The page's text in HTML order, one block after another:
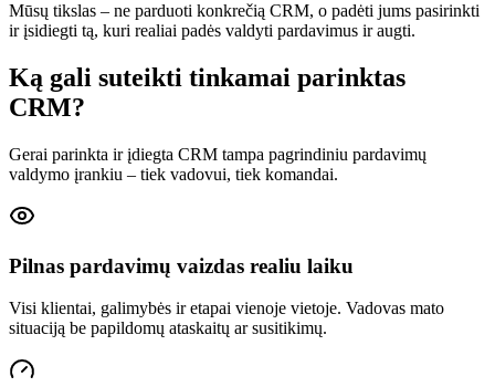
Mūsų tikslas – ne parduoti konkrečią CRM, o padėti jums pasirinkti
ir įsidiegti tą, kuri realiai padės valdyti pardavimus ir augti.
Ką gali suteikti tinkamai parinktas
CRM?
Gerai parinkta ir įdiegta CRM tampa pagrindiniu pardavimų
valdymo įrankiu – tiek vadovui, tiek komandai.
Pilnas pardavimų vaizdas realiu laiku
Visi klientai, galimybės ir etapai vienoje vietoje. Vadovas mato
situaciją be papildomų ataskaitų ar susitikimų.